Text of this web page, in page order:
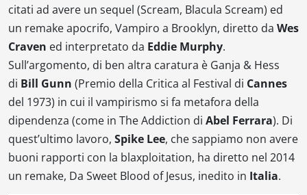
citati ad avere un sequel (Scream, Blacula Scream) ed
un remake apocrifo, Vampiro a Brooklyn, diretto da Wes
Craven ed interpretato da Eddie Murphy.
Sull’argomento, di ben altra caratura è Ganja & Hess
di Bill Gunn (Premio della Critica al Festival di Cannes
del 1973) in cui il vampirismo si fa metafora della
dipendenza (come in The Addiction di Abel Ferrara). Di
quest’ultimo lavoro, Spike Lee, che sappiamo non avere
buoni rapporti con la blaxploitation, ha diretto nel 2014
un remake, Da Sweet Blood of Jesus, inedito in Italia.